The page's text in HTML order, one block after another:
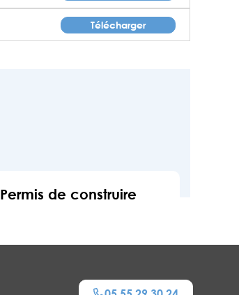
Télécharger
Permis de construire